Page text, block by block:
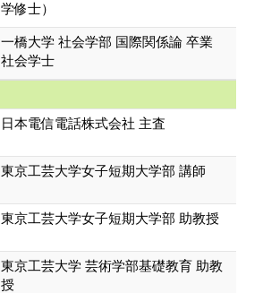
学修士）
一橋大学 社会学部 国際関係論 卒業
社会学士
日本電信電話株式会社 主査
東京工芸大学女子短期大学部 講師
東京工芸大学女子短期大学部 助教授
東京工芸大学 芸術学部基礎教育 助教
授